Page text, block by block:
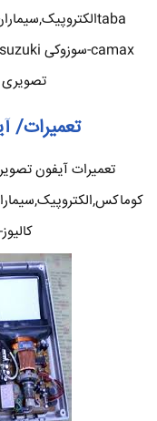
تصویری
تعمیرات/
تعمیرات آیفون